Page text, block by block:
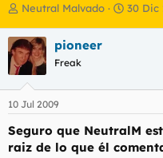
I
i
c
i
a
d
o
d
e
Neutral Malvado
F
e
i
c
30 Dic
pioneer
Freak
10 Jul 2009
Seguro que NeutralM
raiz de lo que él